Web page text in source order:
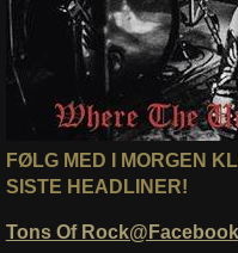
FØLG MED I MORGEN
SISTE HEADLINER!
Tons Of Rock@Facebook